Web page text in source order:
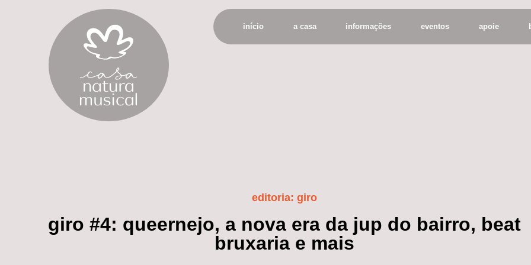
início a casa informações eventos apoie
editoria: giro
giro #4: queernejo, a nova era da jup do bairro, beat
bruxaria e mais